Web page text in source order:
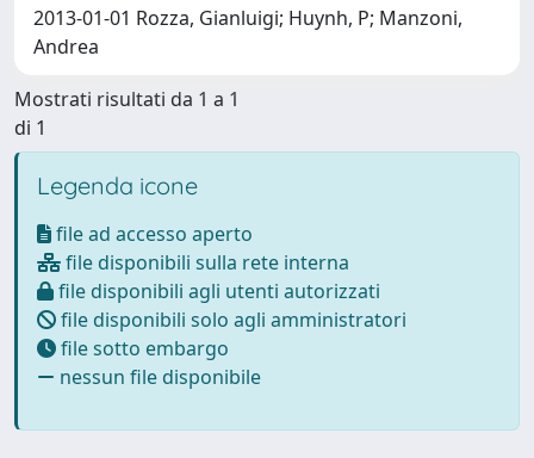
2013-01-01 Rozza, Gianluigi; Huynh, P; Manzoni,
Andrea
Mostrati risultati da 1 a 1
di 1
Legenda icone
file ad accesso aperto
file disponibili sulla rete interna
file disponibili agli utenti autorizzati
file disponibili solo agli amministratori
file sotto embargo
nessun file disponibile